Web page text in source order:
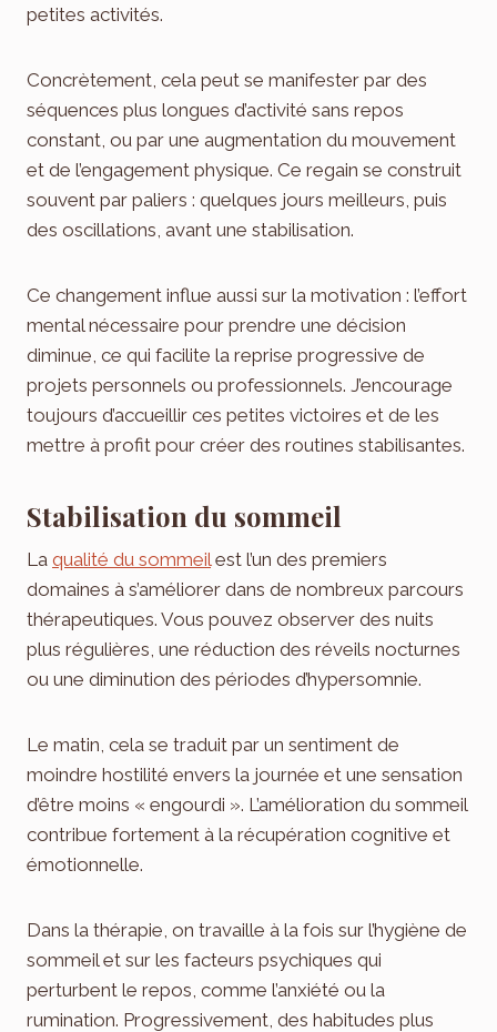
petites activités.
Concrètement, cela peut se manifester par des
séquences plus longues d’activité sans repos
constant, ou par une augmentation du mouvement
et de l’engagement physique. Ce regain se construit
souvent par paliers : quelques jours meilleurs, puis
des oscillations, avant une stabilisation.
Ce changement influe aussi sur la motivation : l’effort
mental nécessaire pour prendre une décision
diminue, ce qui facilite la reprise progressive de
projets personnels ou professionnels. J’encourage
toujours d’accueillir ces petites victoires et de les
mettre à profit pour créer des routines stabilisantes.
Stabilisation du sommeil
La qualité du sommeil est l’un des premiers
domaines à s’améliorer dans de nombreux parcours
thérapeutiques. Vous pouvez observer des nuits
plus régulières, une réduction des réveils nocturnes
ou une diminution des périodes d’hypersomnie.
Le matin, cela se traduit par un sentiment de
moindre hostilité envers la journée et une sensation
d’être moins « engourdi ». L’amélioration du sommeil
contribue fortement à la récupération cognitive et
émotionnelle.
Dans la thérapie, on travaille à la fois sur l’hygiène de
sommeil et sur les facteurs psychiques qui
perturbent le repos, comme l’anxiété ou la
rumination. Progressivement, des habitudes plus